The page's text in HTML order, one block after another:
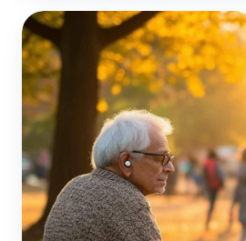
Impact
de
la
perte
auditive
sur
la
santé
mentale